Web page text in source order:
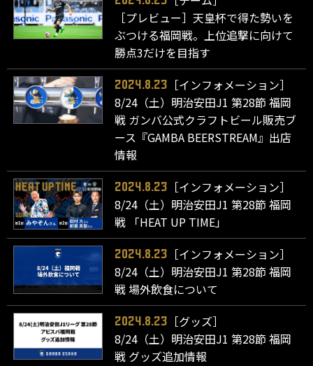
［プレビュー］天皇杯で得た勢いを
ぶつける福岡戦。上位追撃に向けて
勝点3だけを目指す
2024.8.23
［インフォメーション］
8/24（土）明治安田J1 第28節 福岡
戦 ガンバ公式クラフトビール販売ブ
ース『GAMBA BEERSTREAM』出店
情報
2024.8.23
［インフォメーション］
8/24（土）明治安田J1 第28節 福岡
戦 「HEAT UP TIME」
2024.8.23
［インフォメーション］
8/24（土）明治安田J1 第28節 福岡
戦 場外飲食について
2024.8.23
［グッズ］
8/24（土）明治安田J1 第28節 福岡
戦 グッズ追加情報